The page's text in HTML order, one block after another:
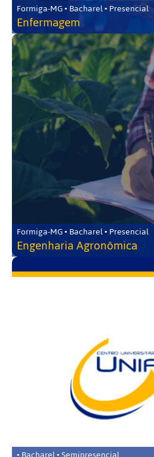
Formiga-MG • Bacharel • Presencial
Enfermagem
Formiga-MG • Bacharel • Presencial
Engenharia Agronômica